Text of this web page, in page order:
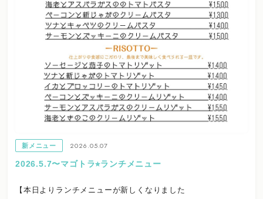
新メニュー
2026.05.07
2026.5.7〜マゴトラ⭐︎ランチメニュー
【本日よりランチメニューが新しくなりました